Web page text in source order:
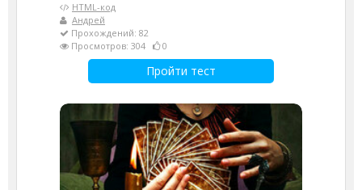
HTML-код
Андрей
Прохождений: 82
Просмотров: 304
0
Пройти тест